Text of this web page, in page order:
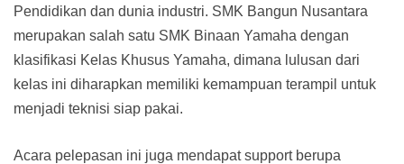
Pendidikan dan dunia industri. SMK Bangun Nusantara
merupakan salah satu SMK Binaan Yamaha dengan
klasifikasi Kelas Khusus Yamaha, dimana lulusan dari
kelas ini diharapkan memiliki kemampuan terampil untuk
menjadi teknisi siap pakai.
Acara pelepasan ini juga mendapat support berupa